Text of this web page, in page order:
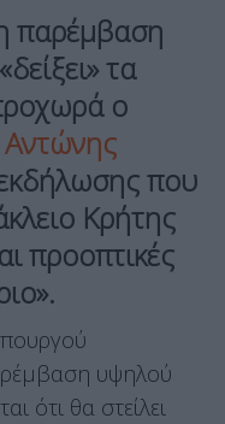
παρέμβαση
τα
ο
Αντώνης
που
Κρήτης
προοπτικές
υψηλού
ότι θα στείλει